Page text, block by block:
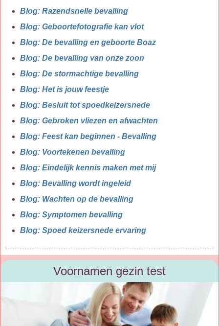
Blog: Razendsnelle bevalling
Blog: Geboortefotografie kan vlot
Blog: De bevalling en geboorte Boaz
Blog: De bevalling van onze zoon
Blog: De stormachtige bevalling
Blog: Het is jouw feestje
Blog: Besluit tot spoedkeizersnede
Blog: Gebroken vliezen en afwachten
Blog: Feest kan beginnen - Bevalling
Blog: Voortekenen bevalling
Blog: Eindelijk kennis maken met mij
Blog: Bevalling wordt ingeleid
Blog: Wachten op de bevalling
Blog: Symptomen bevalling
Blog: Spoed keizersnede ervaring
Voornamen gezin test